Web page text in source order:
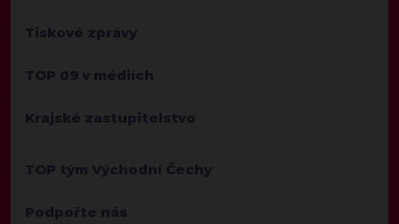
Tiskové zprávy
TOP 09 v médiích
Krajské zastupitelstvo
TOP tým Východní Čechy
Podpořte nás